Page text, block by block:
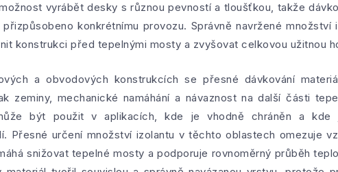
vyrábět desky s různou pevností a tloušťkou, takže
konkrétnímu provozu. Správně navržené množství
konstrukci před tepelnými mosty a zvyšovat celkovou užitnou
a obvodových konstrukcích se přesné dávkování
zeminy, mechanické namáhání a návaznost na další části
být použit v aplikacích, kde je vhodně chráněn a kde
Přesné určení množství izolantu v těchto oblastech omezuje
snižovat tepelné mosty a podporuje rovnoměrný průběh